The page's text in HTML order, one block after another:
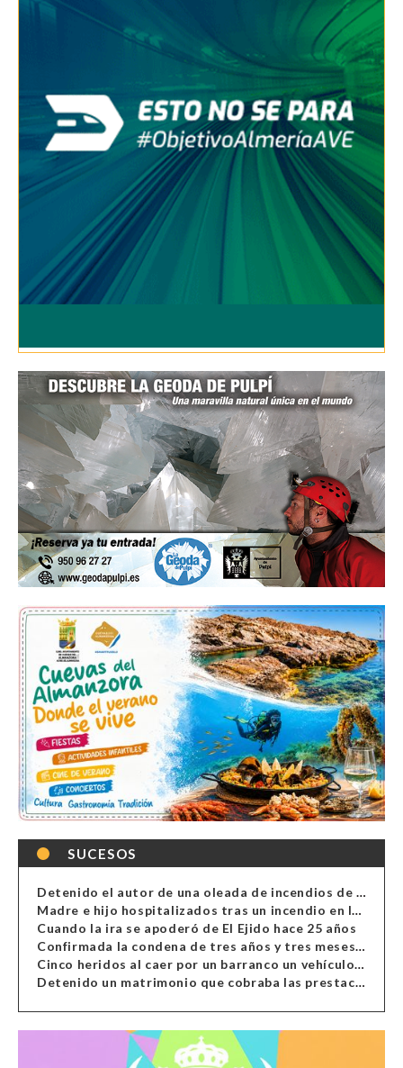
SUCESOS
Detenido el autor de una oleada de incendios de contenedores en Almería
Madre e hijo hospitalizados tras un incendio en la cocina de una vivienda en Almería
Cuando la ira se apoderó de El Ejido hace 25 años
Confirmada la condena de tres años y tres meses al hombre de Antas acusado de xenofobia
Cinco heridos al caer por un barranco un vehículo en Alcolea
Detenido un matrimonio que cobraba las prestaciones de ilegales en Almería, Granada, Málaga, Huelva y Murcia